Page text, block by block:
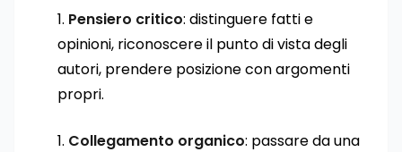
Pensiero critico: distinguere fatti e
opinioni, riconoscere il punto di vista degli
autori, prendere posizione con argomenti
propri.
Collegamento organico: passare da una